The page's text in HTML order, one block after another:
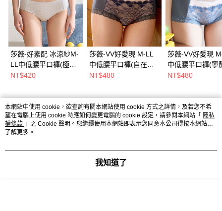
莎薇-好素配 冰涼紗M-
LL中低腰平口褲(極簡
灰) AS2667FP
NT$420
莎薇-VV好愛現 M-LL
中低腰平口褲(自在灰)
AB3581搭配內褲-
NT$480
莎薇-VV好愛現
中低腰平口褲(寧
藍) 搭配內褲-
NT$480
熱門標籤
本網站中使用 cookie，欲查詢有關本網站使用 cookie 方式之詳情，及若您不希
望在電腦上使用 cookie 時應如何變更電腦的 cookie 設定，請參閱本網站「 隱私
權條款 」之 Cookie 聲明。您繼續使用本網站即表示您同意本公司得按本網站使
用條款之 Cookie 聲明使用 cookie。
了解更多 >
我知道了